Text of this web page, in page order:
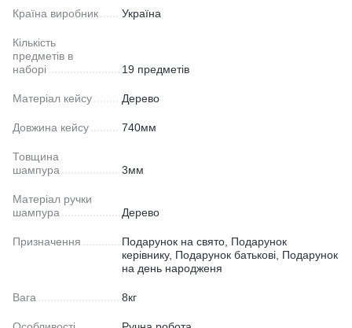
Країна виробник Україна
Кількість
предметів в
наборі
19 предметів
Матеріал кейсу Дерево
Довжина кейсу 740мм
Товщина
шампура
3мм
Матеріал ручки
шампура
Дерево
Призначення
Подарунок на свято, Подарунок
керівнику, Подарунок батькові, Подарунок
на день народженя
Вага 8кг